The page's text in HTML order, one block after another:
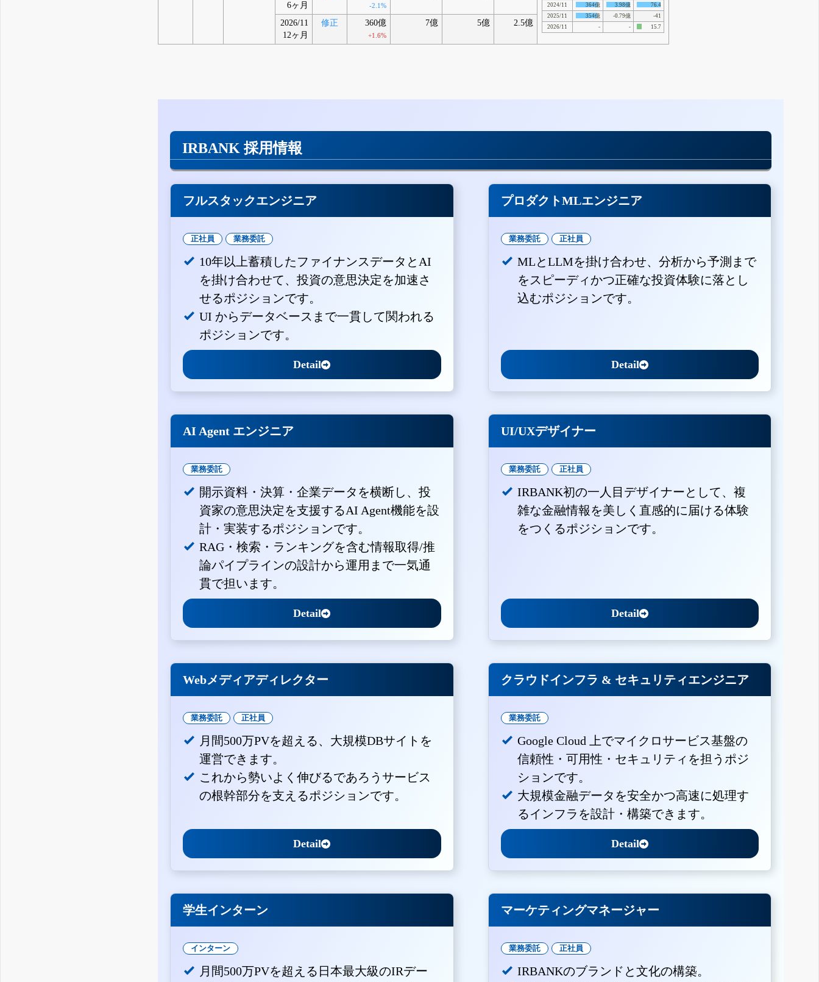
2024/11
364億 3.98億
76.4
2025/11
354億 -0.79億
-41
2026/11
- - 15.7
6ヶ月
-2.1%
2026/11
12ヶ月
修正 360億
+1.6%
7億 5億 2.5億
IRBANK 採用情報
フルスタックエンジニア
正社員 業務委託
10年以上蓄積したファイナンスデータとAI
を掛け合わせて、投資の意思決定を加速さ
せるポジションです。
UI からデータベースまで一貫して関われる
ポジションです。
Detail
プロダクトMLエンジニア
業務委託 正社員
MLとLLMを掛け合わせ、分析から予測まで
をスピーディかつ正確な投資体験に落とし
込むポジションです。
Detail
AI Agent エンジニア
業務委託
開示資料・決算・企業データを横断し、投
資家の意思決定を支援するAI Agent機能を設
計・実装するポジションです。
RAG・検索・ランキングを含む情報取得/推
論パイプラインの設計から運用まで一気通
貫で担います。
Detail
UI/UXデザイナー
業務委託 正社員
IRBANK初の一人目デザイナーとして、複
雑な金融情報を美しく直感的に届ける体験
をつくるポジションです。
Detail
Webメディアディレクター
業務委託 正社員
月間500万PVを超える、大規模DBサイトを
運営できます。
これから勢いよく伸びるであろうサービス
の根幹部分を支えるポジションです。
Detail
クラウドインフラ & セキュリティエンジニア
業務委託
Google Cloud 上でマイクロサービス基盤の
信頼性・可用性・セキュリティを担うポジ
ションです。
大規模金融データを安全かつ高速に処理す
るインフラを設計・構築できます。
Detail
学生インターン
インターン
月間500万PVを超える日本最大級のIRデー
マーケティングマネージャー
業務委託 正社員
IRBANKのブランドと文化の構築。